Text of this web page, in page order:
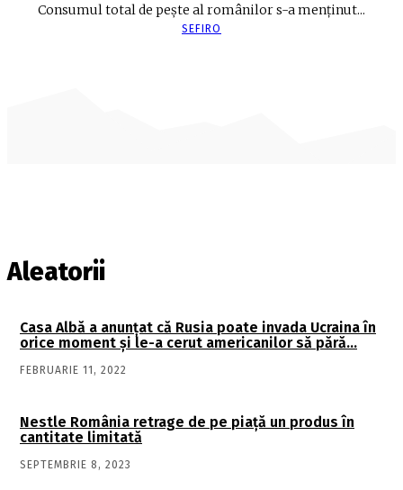
Consumul total de peşte al ro­mâ­nilor s-a menţinut...
SEFIRO
Aleatorii
Casa Albă a anunţat că Rusia poate invada Ucraina în
orice moment şi le-a cerut americanilor să pără…
FEBRUARIE 11, 2022
Nestle România retrage de pe piață un produs în
cantitate limitată
SEPTEMBRIE 8, 2023